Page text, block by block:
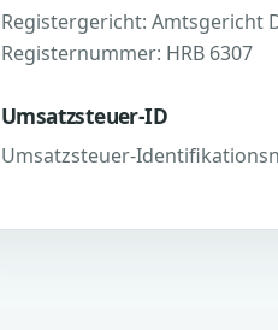
Registergericht: Amtsgericht
Registernummer: HRB 6307
Umsatzsteuer-ID
Umsatzsteuer-